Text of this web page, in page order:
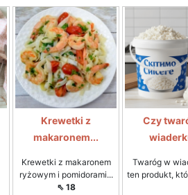
Krewetki z
makaronem...
Krewetki z makaronem
ryżowym i pomidorami...
⇖ 18
Czy
Twaróg w
ten produkt,